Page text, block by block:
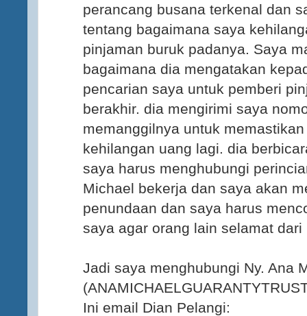
perancang busana terkenal dan
tentang bagaimana saya
pinjaman buruk padanya. Saya
bagaimana dia mengatakan
pencarian saya untuk pemberi
berakhir. dia mengirimi saya
memanggilnya untuk
kehilangan uang lagi. dia
saya harus menghubungi
Michael bekerja dan saya akan
penundaan dan saya harus
saya agar orang lain selamat
Jadi saya menghubungi Ny. Ana
Ini email Dian Pelangi: